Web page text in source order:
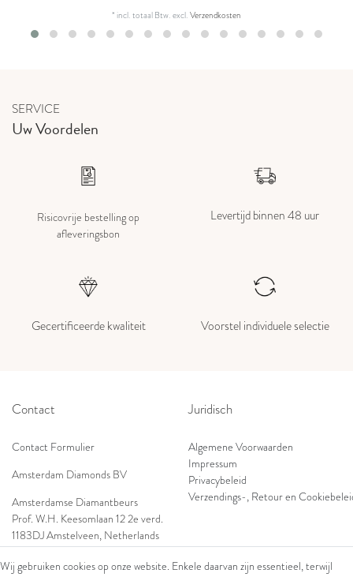
* incl. totaal Btw.excl.Verzendkosten
SERVICE
Uw Voordelen
Risicovrije bestelling op
afleveringsbon
Levertijd binnen 48 uur
Gecertificeerde kwaliteit Voorstel individuele selectie
Contact
Contact Formulier
Amsterdam Diamonds BV
Amsterdamse Diamantbeurs
Prof. W.H. Keesomlaan 12 2e verd.
1183DJ Amstelveen, Netherlands
Tel: +31 (0) 20 369 4050
Juridisch
Algemene Voorwaarden
Impressum
Privacybeleid
Verzendings-, Retour en
Wij gebruiken cookies op onze website. Enkele daarvan zijn essentieel, terwijl